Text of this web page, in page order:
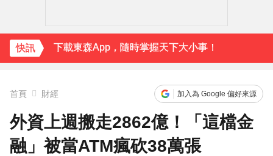
快訊 下載東森App，隨時掌握天下大小事！
首頁 財經 加入為 Google 偏好來源
外資上週搬走2862億！「這檔金
融」被當ATM瘋砍38萬張